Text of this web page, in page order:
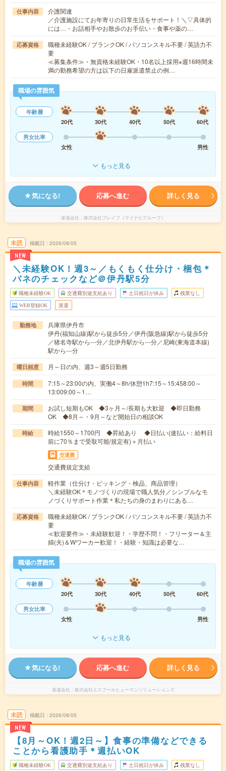
仕事内容
介護関連
／介護施設にてお年寄りの日常生活をサポート！＼▽具体的
には…・お話相手やお散歩のお手伝い・食事や薬の…
応募資格
職種未経験OK / ブランクOK / パソコンスキル不要 / 英語力不
要
≪募集条件≫・無資格未経験OK・10名以上採用※週16時間未
満の勤務希望の方は以下の日雇派遣禁止の例…
職場の雰囲気
年齢層
20代
30代 40代 50代
60代
男女比率
女性
男性
もっと見る
気になる! 応募へ進む 詳しく見る
派遣会社 株式会社ブレイブ（マイナビグループ）
未読
NEW
掲載日 2026/08/05
＼未経験OK！週3～／もくもく仕分け・梱包＊
バネのチェックなど＠伊丹駅5分
職種未経験OK 交通費別途支給あり 土日祝日が休み 残業なし
WEB登録OK 派遣
勤務地
兵庫県伊丹市
伊丹(福知山線)駅から徒歩5分／伊丹(阪急線)駅から徒歩5分
／猪名寺駅から---分／北伊丹駅から---分／尼崎(東海道本線)
駅から---分
曜日頻度 月～日の内、週3～週5日勤務
時間
7:15～23:00の内、実働4～8h/休憩1h7:15～15:458:00～
13:009:00～1…
期間
お試し短期もOK ◆3ヶ月～/長期も大歓迎 ◆即日勤務
OK ◆8月～・9月～など開始日の相談OK
時給
時給1550～1700円 ◆昇給あり ◆日払い(速払い：給料日
前に70％まで受取可能/規定有)＋月払い
交通費
交通費規定支給
仕事内容
軽作業（仕分け・ピッキング・検品、商品管理）
＼未経験OK＊モノづくりの現場で職人気分／シンプルなモ
ノづくりサポート作業＊私たちの身のまわりにある…
応募資格
職種未経験OK / ブランクOK / パソコンスキル不要 / 英語力不
要
≪歓迎要件≫・未経験歓迎！・学歴不問！・フリーター＆主
婦(夫)＆Wワーカー歓迎！・経験・知識は必要な…
職場の雰囲気
年齢層
20代
30代 40代 50代
60代
男女比率
女性
男性
もっと見る
気になる! 応募へ進む 詳しく見る
派遣会社 株式会社エスプールヒューマンソリューションズ
未読
NEW
掲載日 2026/08/05
【8月～OK！週2日～】食事の準備などできる
ことから看護助手＊週払いOK
職種未経験OK 交通費別途支給あり 土日祝日が休み 残業なし